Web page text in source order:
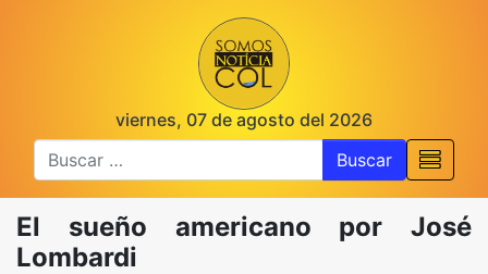
viernes, 07 de agosto del 2026
Buscar
El sueño americano por José
Lombardi